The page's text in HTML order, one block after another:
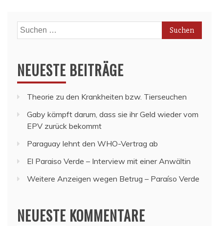
Suchen
nach:
NEUESTE BEITRÄGE
Theorie zu den Krankheiten bzw. Tierseuchen
Gaby kämpft darum, dass sie ihr Geld wieder vom
EPV zurück bekommt
Paraguay lehnt den WHO-Vertrag ab
El Paraiso Verde – Interview mit einer Anwältin
Weitere Anzeigen wegen Betrug – Paraíso Verde
NEUESTE KOMMENTARE